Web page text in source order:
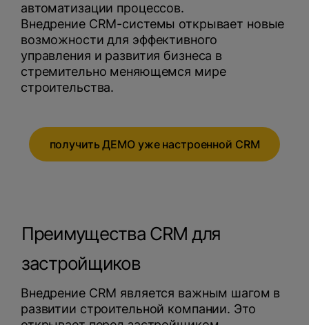
автоматизации процессов.
Внедрение CRM-системы открывает новые
возможности для эффективного
управления и развития бизнеса в
стремительно меняющемся мире
строительства.
получить ДЕМО уже настроенной CRM
Преимущества CRM для
застройщиков
Внедрение CRM является важным шагом в
развитии строительной компании. Это